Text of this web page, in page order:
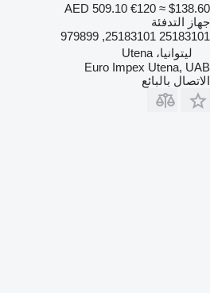
AED 509.10 €120 ≈ $138.60
جهاز التدفئة
25183101 25183101, 979899
ليتوانيا، Utena
Euro Impex Utena, UAB
الاتصال بالبائع